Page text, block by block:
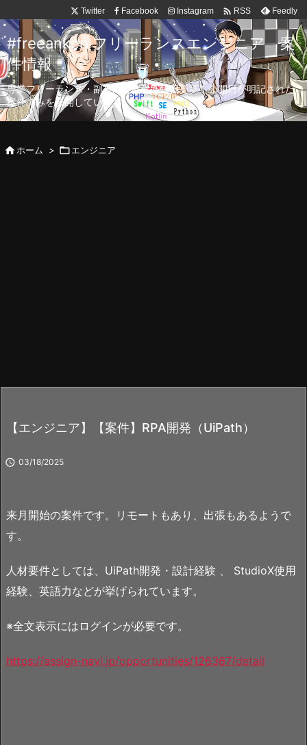
Twitter Facebook Instagram  RSS Feedly
#freeanken フリーランスエンジニア 案
件情報
専業フリーランス・副業向け案件を毎日更新！公開日が明記された
案件のみを公開しています。
ホーム > エンジニア
【エンジニア】【案件】RPA開発（UiPath）
 03/18/2025
来月開始の案件です。リモートもあり、出張もあるようで
す。
人材要件としては、UiPath開発・設計経験 、 StudioX使用
経験、英語力などが挙げられています。
※全文表示にはログインが必要です。
https://assign-navi.jp/opportunities/126367/detail